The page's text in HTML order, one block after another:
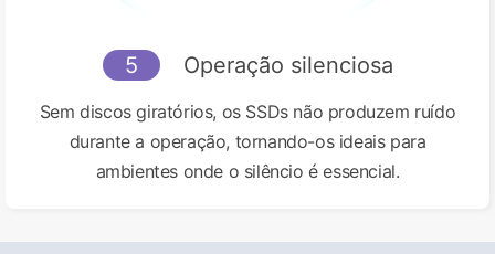
5 Operação silenciosa
Sem discos giratórios, os SSDs não produzem ruído
durante a operação, tornando-os ideais para
ambientes onde o silêncio é essencial.